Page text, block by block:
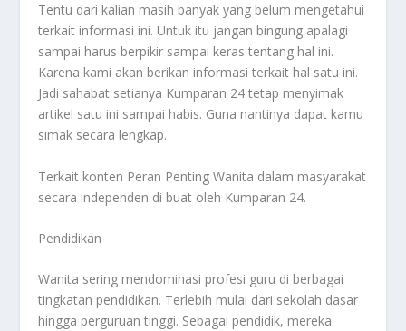
Tentu dari kalian masih banyak yang belum mengetahui
terkait informasi ini. Untuk itu jangan bingung apalagi
sampai harus berpikir sampai keras tentang hal ini.
Karena kami akan berikan informasi terkait hal satu ini.
Jadi sahabat setianya Kumparan 24 tetap menyimak
artikel satu ini sampai habis. Guna nantinya dapat kamu
simak secara lengkap.
Terkait konten Peran Penting Wanita dalam masyarakat
secara independen di buat oleh Kumparan 24.
Pendidikan
Wanita sering mendominasi profesi guru di berbagai
tingkatan pendidikan. Terlebih mulai dari sekolah dasar
hingga perguruan tinggi. Sebagai pendidik, mereka